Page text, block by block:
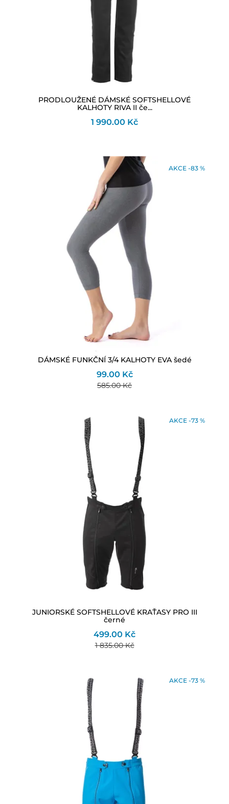
PRODLOUŽENÉ DÁMSKÉ SOFTSHELLOVÉ
KALHOTY RIVA II če...
1 990.00 Kč
AKCE -83 %
DÁMSKÉ FUNKČNÍ 3/4 KALHOTY EVA šedé
99.00 Kč
585.00 Kč
AKCE -73 %
JUNIORSKÉ SOFTSHELLOVÉ KRAŤASY PRO III
černé
499.00 Kč
1 835.00 Kč
AKCE -73 %